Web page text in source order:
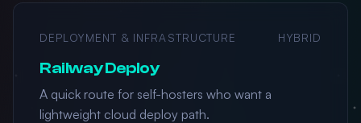
DEPLOYMENT & INFRASTRUCTURE HYBRID
Railway Deploy
A quick route for self-hosters who want a
lightweight cloud deploy path.